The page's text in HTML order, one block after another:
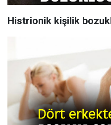
Histrionik kişilik